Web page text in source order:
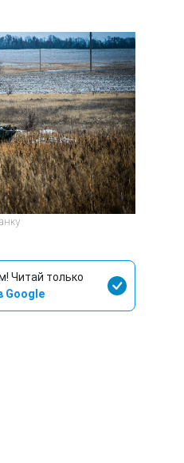
Читай только
Google